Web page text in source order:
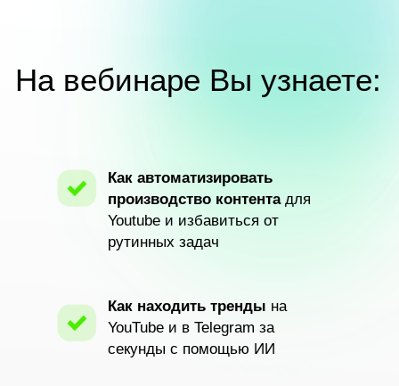
На вебинаре Вы узнаете:
Как автоматизировать
производство контентадля
Youtube и избавиться от
рутинных задач
Как находить тренды на
YouTube и в Telegram за
секунды с помощью ИИ